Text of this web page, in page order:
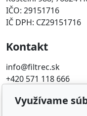
IČO: 29151716
IČ DPH: CZ29151716
Kontakt
info@filtrec.sk
+420 571 118 666
Obľúbené
Využívame